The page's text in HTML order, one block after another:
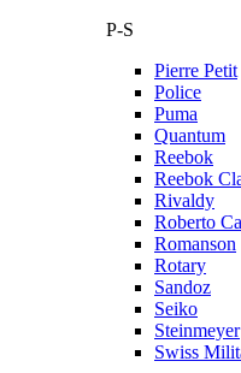
P-S
Pierre Petit
Police
Puma
Quantum
Reebok
Reebok
Rivaldy
Roberto
Romanson
Rotary
Sandoz
Seiko
Steinmeyer
Swiss